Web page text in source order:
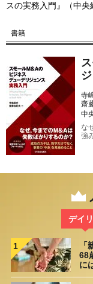
スの実務入門』（中央
書籍
寺
齋
中
な
強
デイ
1
68
に